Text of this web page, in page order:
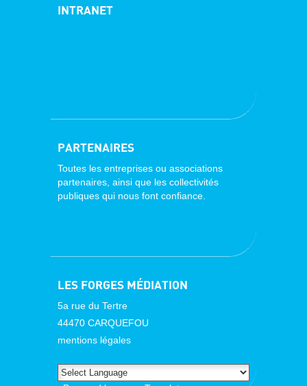
INTRANET
PARTENAIRES
Toutes les entreprises ou associations
partenaires, ainsi que les collectivités
publiques qui nous font confiance.
LES FORGES MÉDIATION
5a rue du Tertre
44470 CARQUEFOU
mentions légales